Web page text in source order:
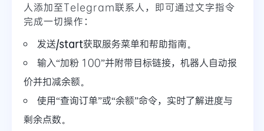
人添加至Telegram联系人，即可通过文字指令
完成一切操作：
发送/start获取服务菜单和帮助指南。
输入“加粉 100”并附带目标链接，机器人自动报
价并扣减余额。
使用“查询订单”或“余额”命令，实时了解进度与
剩余点数。